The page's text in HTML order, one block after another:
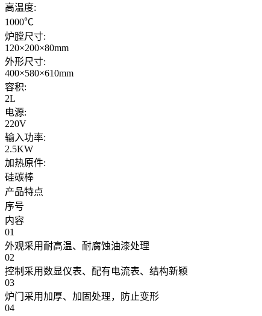
高温度:
1000℃
炉膛尺寸:
120×200×80mm
外形尺寸:
400×580×610mm
容积:
2L
电源:
220V
输入功率:
2.5KW
加热原件:
硅碳棒
产品特点
序号
内容
01
外观采用耐高温、耐腐蚀油漆处理
02
控制采用数显仪表、配有电流表、结构新颖
03
炉门采用加厚、加固处理，防止变形
04